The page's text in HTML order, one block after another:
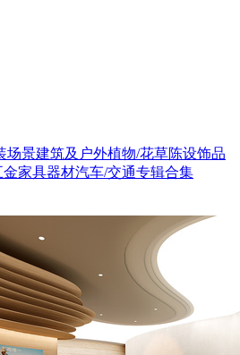
场景建筑及户外植物/花草陈设饰品
金家具器材汽车/交通专辑合集